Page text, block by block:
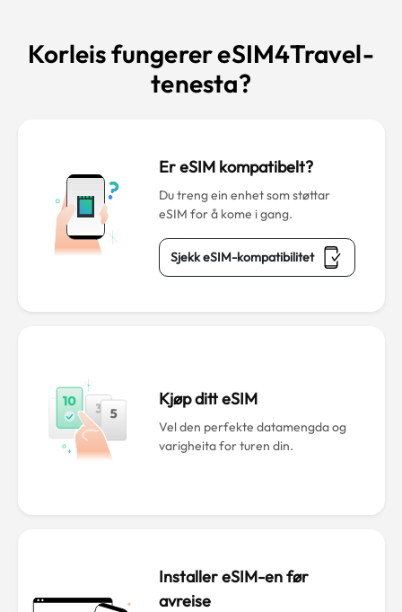
Korleis fungerer eSIM4Travel-
tenesta?
Er eSIM kompatibelt?
Du treng ein enhet som støttar
eSIM for å kome i gang.
Sjekk eSIM-kompatibilitet
Kjøp ditt eSIM
Vel den perfekte datamengda og
varigheita for turen din.
Installer eSIM-en før
avreise